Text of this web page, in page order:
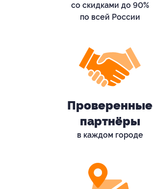
со скидками до 90%
по всей России
Проверенные
партнёры
в каждом городе